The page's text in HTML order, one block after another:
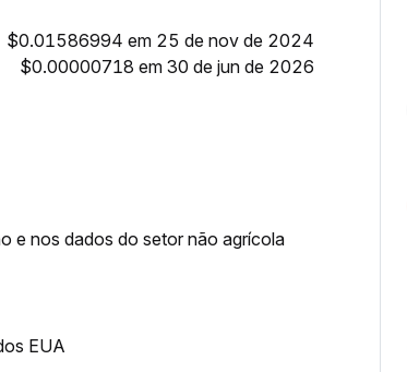
$0.01586994 em 25 de nov de 2024
$0.00000718 em 30 de jun de 2026
e nos dados do setor não agrícola
EUA